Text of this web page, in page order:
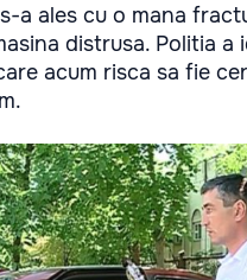
a ales cu o mana
distrusa. Politia a
acum risca sa fie